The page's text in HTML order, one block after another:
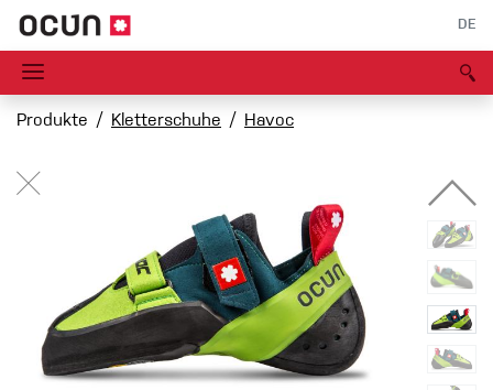
DE
Produkte Kletterschuhe Havoc